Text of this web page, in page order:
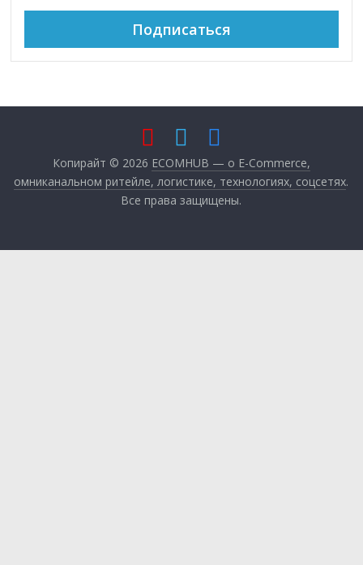
Копирайт © 2026 ECOMHUB — о E-Commerce,
омниканальном ритейле, логистике, технологиях, соцсетях.
Все права защищены.